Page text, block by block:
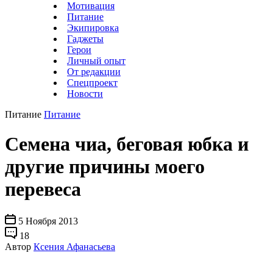
Мотивация
Питание
Экипировка
Гаджеты
Герои
Личный опыт
От редакции
Спецпроект
Новости
Питание Питание
Семена чиа, беговая юбка и
другие причины моего
перевеса
5 Ноября 2013
18
Автор Ксения Афанасьева